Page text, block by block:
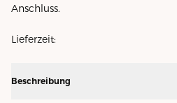
Anschluss.
Lieferzeit:
Beschreibung